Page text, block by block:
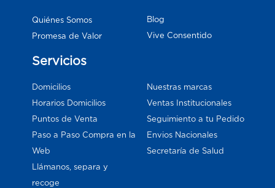
Quiénes Somos
Promesa de Valor
Blog
Vive Consentido
Servicios
Domicilios
Horarios Domicilios
Puntos de Venta
Paso a Paso Compra en la
Web
Llámanos, separa y
recoge
Nuestras marcas
Ventas Institucionales
Seguimiento a tu Pedido
Envios Nacionales
Secretaría de Salud